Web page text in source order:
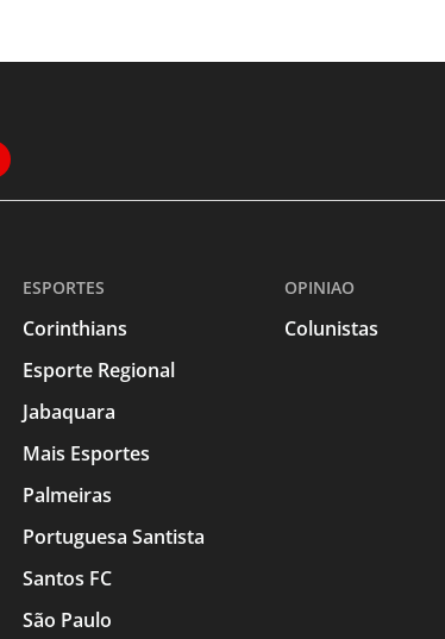
ESPORTES
Corinthians
Esporte Regional
Jabaquara
Mais Esportes
Palmeiras
Portuguesa Santista
Santos FC
São Paulo
OPINIAO
Colunistas